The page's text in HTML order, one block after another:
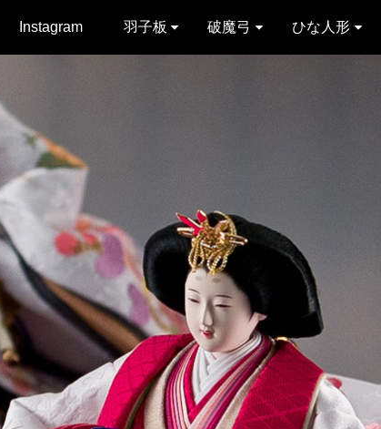
Instagram 羽子板 破魔弓 ひな人形